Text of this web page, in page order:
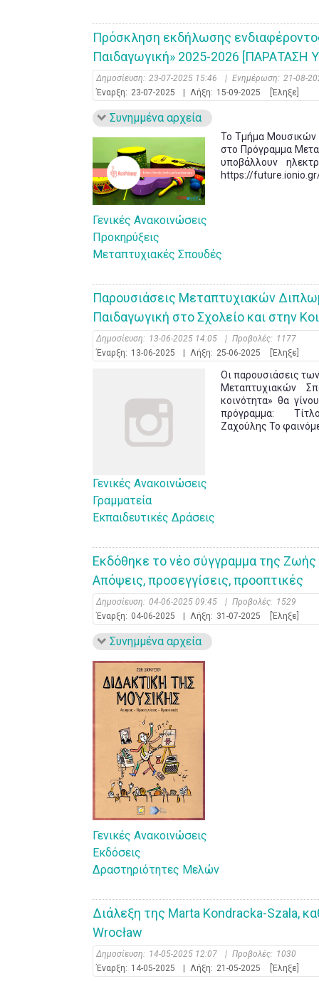
Πρόσκληση εκδήλωσης
Παιδαγωγική» 2025-2026
Δημοσίευση: 23-07-2025 15:46 | Ενημέρωση: 21-08-
Έναρξη: 23-07-2025 Λήξη: 15-09-2025 [Έληξε]
Συνημμένα αρχεία
Το Τμήμα Μουσικών
στο Πρόγραμμα
υποβάλλουν
https://future.ionio.gr/
Γενικές Ανακοινώσεις
Προκηρύξεις
Μεταπτυχιακές Σπουδές
Παρουσιάσεις Μεταπτυχιακών
Παιδαγωγική στο Σχολείο και στην
Δημοσίευση: 13-06-2025 14:05 | Προβολές: 1177
Έναρξη: 13-06-2025 Λήξη: 25-06-2025 [Έληξε]
Οι παρουσιάσεις
Μεταπτυχιακών
κοινότητα» θα
πρόγραμμα:
Ζαχούλης Το
Γενικές Ανακοινώσεις
Γραμματεία
Εκπαιδευτικές Δράσεις
Εκδόθηκε το νέο σύγγραμμα της Ζωής
Απόψεις, προσεγγίσεις, προοπτικές
Δημοσίευση: 04-06-2025 09:45 | Προβολές: 1529
Έναρξη: 04-06-2025 Λήξη: 31-07-2025 [Έληξε]
Συνημμένα αρχεία
Γενικές Ανακοινώσεις
Εκδόσεις
Δραστηριότητες Μελών
Διάλεξη της Marta Kondracka-Szala,
Wrocław
Δημοσίευση: 14-05-2025 12:07 | Προβολές: 1030
Έναρξη: 14-05-2025 Λήξη: 21-05-2025 [Έληξε]